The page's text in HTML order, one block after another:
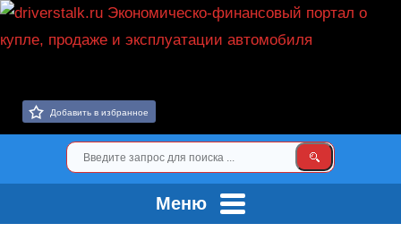
Добавить в избранное
Меню